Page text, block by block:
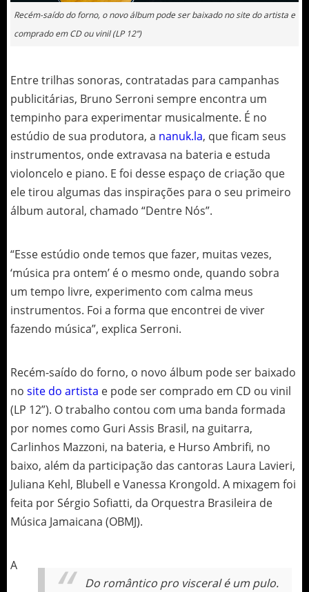
Recém-saído do forno, o novo álbum pode ser baixado no site do artista e
comprado em CD ou vinil (LP 12”)
Entre trilhas sonoras, contratadas para campanhas
publicitárias, Bruno Serroni sempre encontra um
tempinho para experimentar musicalmente. É no
estúdio de sua produtora, a nanuk.la, que ficam seus
instrumentos, onde extravasa na bateria e estuda
violoncelo e piano. E foi desse espaço de criação que
ele tirou algumas das inspirações para o seu primeiro
álbum autoral, chamado “Dentre Nós”.
“Esse estúdio onde temos que fazer, muitas vezes,
‘música pra ontem’ é o mesmo onde, quando sobra
um tempo livre, experimento com calma meus
instrumentos. Foi a forma que encontrei de viver
fazendo música”, explica Serroni.
Recém-saído do forno, o novo álbum pode ser baixado
no site do artista e pode ser comprado em CD ou vinil
(LP 12”). O trabalho contou com uma banda formada
por nomes como Guri Assis Brasil, na guitarra,
Carlinhos Mazzoni, na bateria, e Hurso Ambrifi, no
baixo, além da participação das cantoras Laura Lavieri,
Juliana Kehl, Blubell e Vanessa Krongold. A mixagem foi
feita por Sérgio Sofiatti, da Orquestra Brasileira de
Música Jamaicana (OBMJ).
Do romântico pro visceral é um pulo.
A